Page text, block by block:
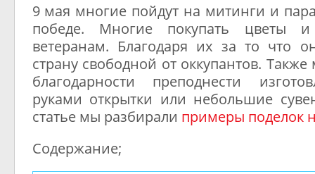
9 мая многие пойдут на митинги и
победе. Многие покупать цветы
ветеранам. Благодаря их за то что
страну свободной от оккупантов.
благодарности преподнести
руками открытки или небольшие
статье мы разбирали примеры поделок
Содержание;